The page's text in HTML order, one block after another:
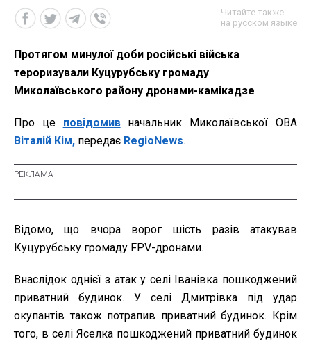
Читайте также
на русском языке
Протягом минулої доби російські війська
тероризували Куцурубську громаду
Миколаївського району дронами-камікадзе
Про це повідомивначальник Миколаївської ОВА
Віталій Кім, передає RegioNews.
Відомо, що вчора ворог шість разів атакував
Куцурубську громаду FPV-дронами.
Внаслідок однієї з атак у селі Іванівка пошкоджений
приватний будинок. У селі Дмитрівка під удар
окупантів також потрапив приватний будинок. Крім
того, в селі Яселка пошкоджений приватний будинок